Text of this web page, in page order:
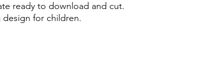
ready to download and cut.
for children.